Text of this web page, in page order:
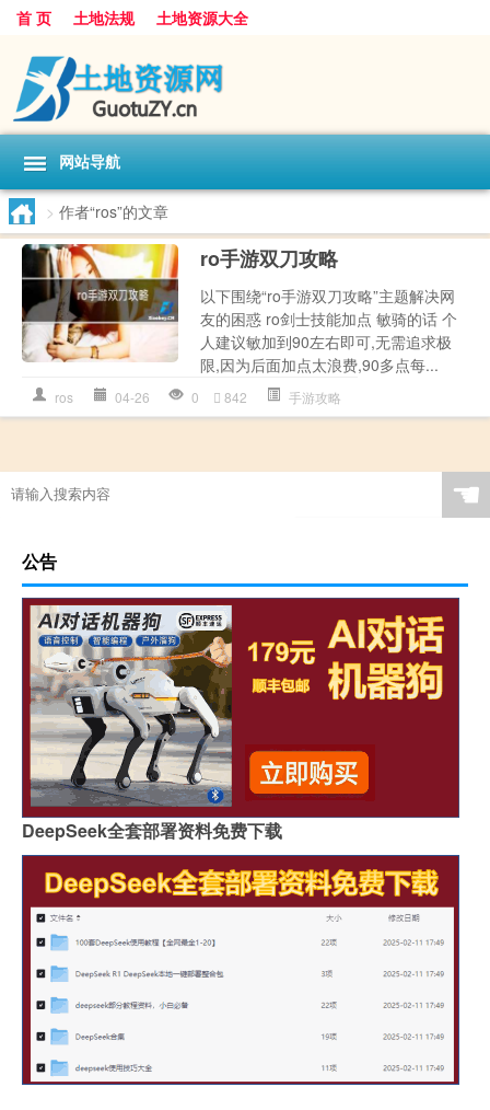
首 页 土地法规 土地资源大全
网站导航
> 作者“ros”的文章
ro手游双刀攻略
以下围绕“ro手游双刀攻略”主题解决网
友的困惑 ro剑士技能加点 敏骑的话 个
人建议敏加到90左右即可,无需追求极
限,因为后面加点太浪费,90多点每...
ros 04-26 0 842 手游攻略
☚
公告
DeepSeek全套部署资料免费下载